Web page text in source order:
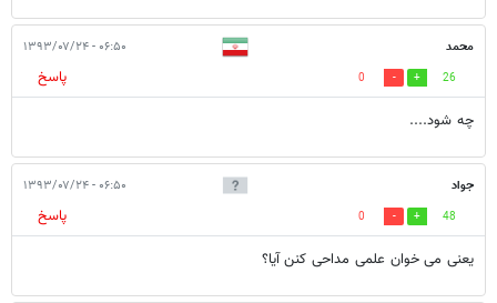
محمد ۰۶:۵۰ - ۱۳۹۳/۰۷/۲۴
26
0
پاسخ
چه شود....
جواد ۰۶:۵۰ - ۱۳۹۳/۰۷/۲۴
48
0
پاسخ
یعنی می خوان علمی مداحی کنن آیا؟